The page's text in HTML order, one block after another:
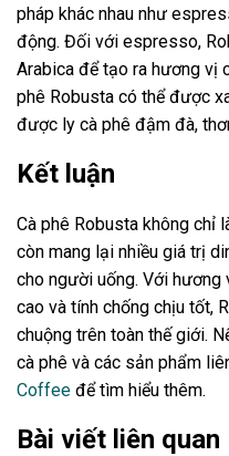
pháp khác nhau như
động. Đối với espresso,
Arabica để tạo ra hương vị
phê Robusta có thể được
được ly cà phê đậm đà,
Kết luận
Cà phê Robusta không chỉ
còn mang lại nhiều giá trị
cho người uống. Với
cao và tính chống chịu tốt,
chuộng trên toàn thế giới.
cà phê và các sản phẩm
Coffee để tìm hiểu thêm.
Bài viết liên quan